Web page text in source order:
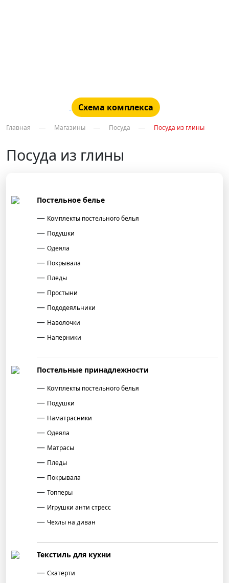
Схема комплекса
Главная Магазины Посуда Посуда из глины
Посуда из глины
Постельное белье
Комплекты постельного белья
Подушки
Одеяла
Покрывала
Пледы
Простыни
Пододеяльники
Наволочки
Наперники
Постельные принадлежности
Комплекты постельного белья
Подушки
Наматрасники
Одеяла
Матрасы
Пледы
Покрывала
Топперы
Игрушки анти стресс
Чехлы на диван
Текстиль для кухни
Скатерти